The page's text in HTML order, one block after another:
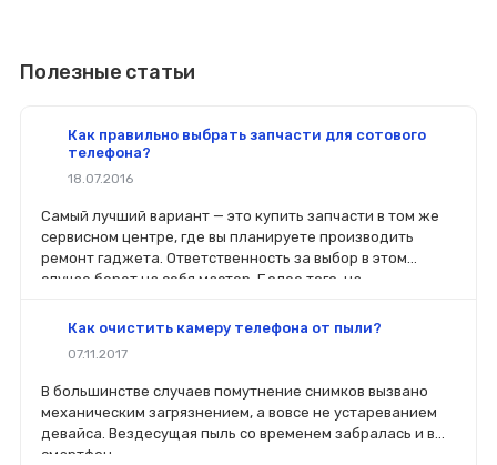
Полезные статьи
Как правильно выбрать запчасти для сотового
телефона?
18.07.2016
Самый лучший вариант — это купить запчасти в том же
сервисном центре, где вы планируете производить
ремонт гаджета. Ответственность за выбор в этом
случае берет на себя мастер. Более того, на
вы планируете делать ремонт самостоятельно, то выбор
перед покупкой нового модуля старый был в руках. Так
легче сориентироваться в разъемах, элементах
крепления, электрических параметрах и прочих
характеристиках.
Как очистить камеру телефона от пыли?
07.11.2017
В большинстве случаев помутнение снимков вызвано
механическим загрязнением, а вовсе не устареванием
девайса. Вездесущая пыль со временем забралась и в
смартфон.